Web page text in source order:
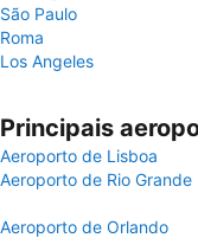
São Paulo
Roma
Los Angeles
Principais
Aeroporto de Lisboa
Aeroporto de Rio Grande
Aeroporto de Orlando